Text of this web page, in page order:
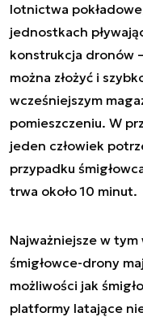
lotnictwa
jednostkach
konstrukcja dronów
można złożyć i
wcześniejszym
pomieszczeniu. W
jeden człowiek
przypadku
trwa około 10 minut.
Najważniejsze w
śmigłowce-drony
możliwości jak
platformy latające